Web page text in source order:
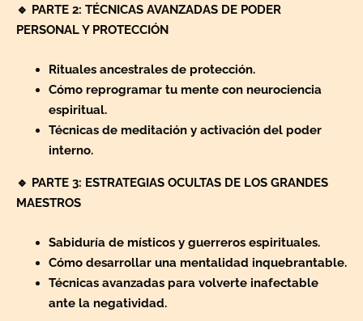
🔹 PARTE 2: TÉCNICAS AVANZADAS DE PODER
PERSONAL Y PROTECCIÓN
Rituales ancestrales de protección.
Cómo reprogramar tu mente con neurociencia
espiritual.
Técnicas de meditación y activación del poder
interno.
🔹 PARTE 3: ESTRATEGIAS OCULTAS DE LOS GRANDES
MAESTROS
Sabiduría de místicos y guerreros espirituales.
Cómo desarrollar una mentalidad inquebrantable.
Técnicas avanzadas para volverte inafectable
ante la negatividad.